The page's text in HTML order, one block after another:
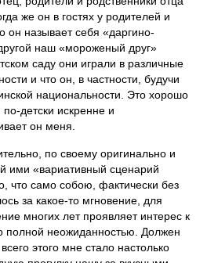
же он в гостях у родителей и
он называет себя «даргино-
наш «мороженый друг»
саду они играли в различные
и что он, в частности, будучи
национальности. Это хорошо
детски искренне и
он меня.
по своему оригинально и
ими «вариативный сценарий
что само собою, фактически без
за какое-то мгновение, для
многих лет проявляет интерес к
полной неожиданностью. Должен
этого мне стало настолько